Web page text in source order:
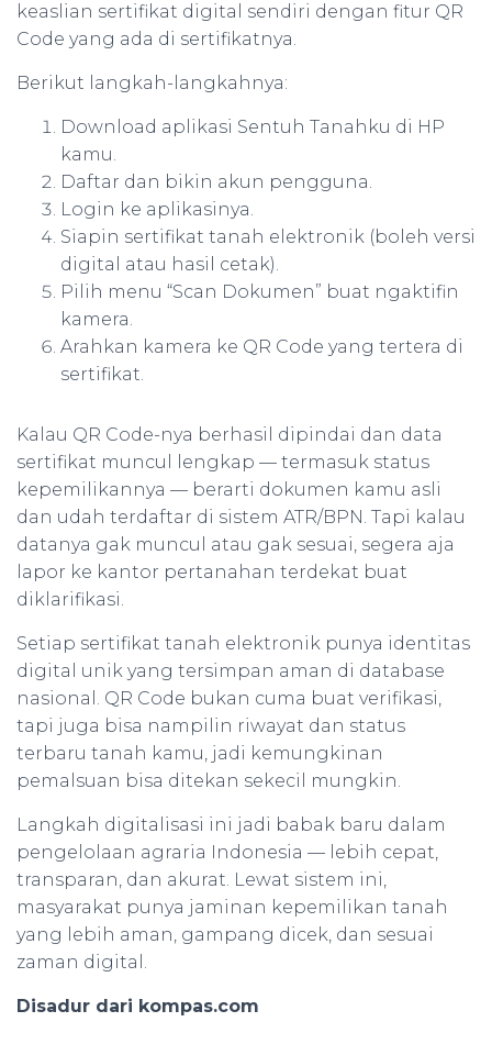
keaslian sertifikat digital sendiri dengan fitur QR
Code yang ada di sertifikatnya.
Berikut langkah-langkahnya:
Download aplikasi Sentuh Tanahku di HP
kamu.
Daftar dan bikin akun pengguna.
Login ke aplikasinya.
Siapin sertifikat tanah elektronik (boleh versi
digital atau hasil cetak).
Pilih menu “Scan Dokumen” buat ngaktifin
kamera.
Arahkan kamera ke QR Code yang tertera di
sertifikat.
Kalau QR Code-nya berhasil dipindai dan data
sertifikat muncul lengkap — termasuk status
kepemilikannya — berarti dokumen kamu asli
dan udah terdaftar di sistem ATR/BPN. Tapi kalau
datanya gak muncul atau gak sesuai, segera aja
lapor ke kantor pertanahan terdekat buat
diklarifikasi.
Setiap sertifikat tanah elektronik punya identitas
digital unik yang tersimpan aman di database
nasional. QR Code bukan cuma buat verifikasi,
tapi juga bisa nampilin riwayat dan status
terbaru tanah kamu, jadi kemungkinan
pemalsuan bisa ditekan sekecil mungkin.
Langkah digitalisasi ini jadi babak baru dalam
pengelolaan agraria Indonesia — lebih cepat,
transparan, dan akurat. Lewat sistem ini,
masyarakat punya jaminan kepemilikan tanah
yang lebih aman, gampang dicek, dan sesuai
zaman digital.
Disadur dari kompas.com